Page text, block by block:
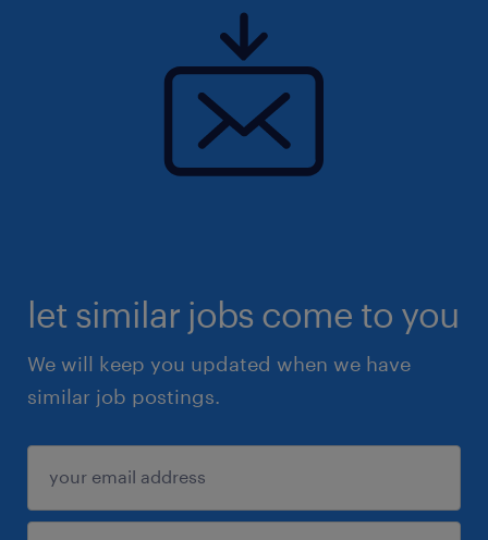
let similar jobs come to you
We will keep you updated when we have
similar job postings.